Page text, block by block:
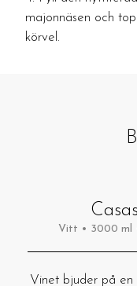
majonnäsen och
körvel.
Vitt • 3000 ml
Vinet bjuder på en